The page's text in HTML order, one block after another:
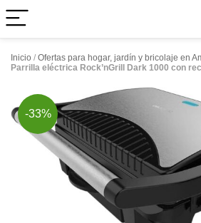
Inicio / Ofertas para hogar, jardín y bricolaje en
Parrilla eléctrica Rock’nGrill Dark 1000 con
-33%